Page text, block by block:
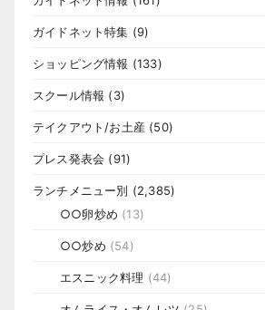
ガイドネット特集 (9)
ショッピング情報 (133)
スクール情報 (3)
テイクアウト/お土産 (50)
プレス発表会 (91)
ランチメニュー別 (2,385)
○○卵炒め (13)
○○炒め (54)
エスニック料理 (44)